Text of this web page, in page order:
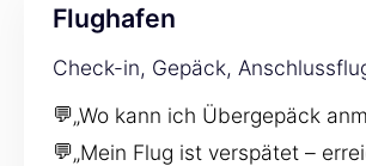
Flughafen
Check-in, Gepäck,
💬„Wo kann ich Übergepäck
💬„Mein Flug ist verspätet –